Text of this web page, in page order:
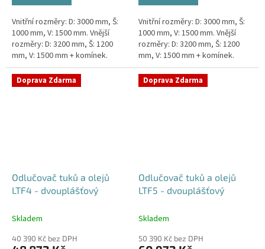
Vnitřní rozměry: D: 3000 mm, Š:
1000 mm, V: 1500 mm. Vnější
rozměry: D: 3200 mm, Š: 1200
mm, V: 1500 mm + komínek.
Lapák tuků do 5l/s nebo 1000
jídel denně Průměr a...
Vnitřní rozměry: D: 3000 mm, Š:
1000 mm, V: 1500 mm. Vnější
rozměry: D: 3200 mm, Š: 1200
mm, V: 1500 mm + komínek.
Lapák tuků do 5l/s nebo 1000
jídel denně Průměr a...
Doprava Zdarma
Odlučovač tuků a olejů
LTF4 - dvouplášťový
Skladem
40 390 Kč bez DPH
Doprava Zdarma
Odlučovač tuků a olejů
LTF5 - dvouplášťový
Skladem
50 390 Kč bez DPH